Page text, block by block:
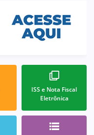
ISS e Nota Fiscal
Eletrônica